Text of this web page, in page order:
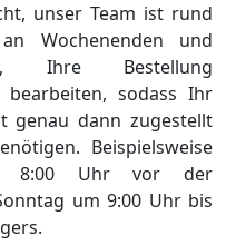
unser Team ist rund
Wochenenden und
Ihre Bestellung
sodass Ihr
genau dann zugestellt
Beispielsweise
8:00 Uhr vor der
um 9:00 Uhr bis